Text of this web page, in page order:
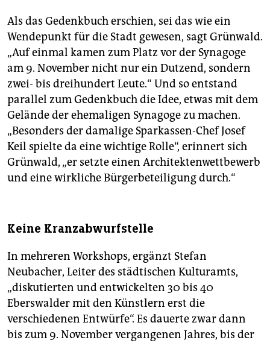
Als das Gedenkbuch erschien, sei das wie ein
Wendepunkt für die Stadt gewesen, sagt Grünwald.
„Auf einmal kamen zum Platz vor der Synagoge
am 9. November nicht nur ein Dutzend, sondern
zwei- bis dreihundert Leute.“ Und so entstand
parallel zum Gedenkbuch die Idee, etwas mit dem
Gelände der ehemaligen Synagoge zu machen.
„Besonders der damalige Sparkassen-Chef Josef
Keil spielte da eine wichtige Rolle“, erinnert sich
Grünwald, „er setzte einen Architektenwettbewerb
und eine wirkliche Bürgerbeteiligung durch.“
Keine Kranzabwurfstelle
In mehreren Workshops, ergänzt Stefan
Neubacher, Leiter des städtischen Kulturamts,
„diskutierten und entwickelten 30 bis 40
Eberswalder mit den Künstlern erst die
verschiedenen Entwürfe“. Es dauerte zwar dann
bis zum 9. November vergangenen Jahres, bis der